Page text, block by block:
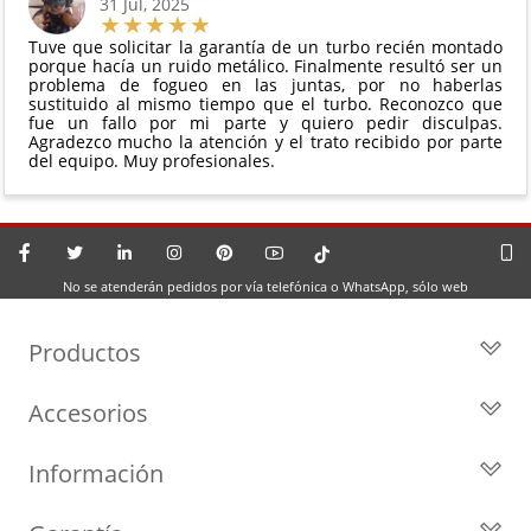
Tuve que solicitar la garantía de un turbo recién montado
porque hacía un ruido metálico. Finalmente resultó ser un
problema de fogueo en las juntas, por no haberlas
sustituido al mismo tiempo que el turbo. Reconozco que
fue un fallo por mi parte y quiero pedir disculpas.
Agradezco mucho la atención y el trato recibido por parte
del equipo. Muy profesionales.
No se atenderán pedidos por vía telefónica o WhatsApp, sólo web
Productos
Turbos por Marca
Cartuchos
Accesorios
Geometrías
Información